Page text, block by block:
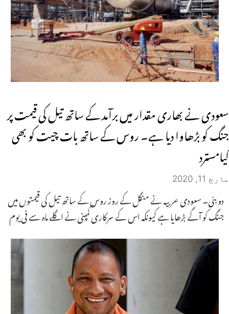
سعودی نے بھاری مقدار میں برآمد کے ساتھ تیل کی قیمت پر
جنگ کو بڑھاوا دیا ہے۔ روس کے ساتھ بات چیت کو بھی
کیامسترد
مارچ 11, 2020
دوبئی۔ سعودی عربیہ نے منگل کے روز روس کے ساتھ تیل کی قیمتوں میں
جنگ کو آگے بڑھایا ہے کیونکہ اس کے سرکاری کمپنی نے اگلے ماہ سے فی یوم